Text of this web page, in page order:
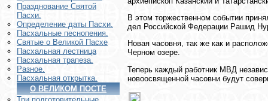
Празднование Святой
Пасхи.
Определение даты Пасхи.
Пасхальные песнопения.
Святые о Великой Пасхе
Пасхальная лестница
Пасхальная трапеза.
Разное.
Пасхальная открытка.
О ВЕЛИКОМ ПОСТЕ
В этом торжественном событии
дел Российской Федерации Рашид
Новая часовня, так же как и
Черном озере.
Теперь каждый работник МВД
новоосвященной часовни будут